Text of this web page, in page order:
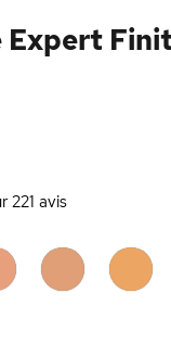
Expert
221 avis